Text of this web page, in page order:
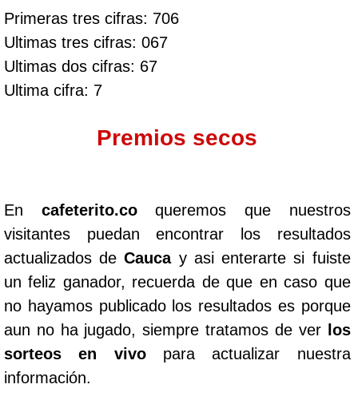
Primeras tres cifras: 706
Ultimas tres cifras: 067
Ultimas dos cifras: 67
Ultima cifra: 7
Premios secos
En cafeterito.coqueremos que nuestros
visitantes puedan encontrar los resultados
actualizados deCaucay asi enterarte si fuiste
un feliz ganador, recuerda de que en caso que
no hayamos publicado los resultados es porque
aun no ha jugado, siempre tratamos de ver
los
sorteos en vivopara actualizar nuestra
información.